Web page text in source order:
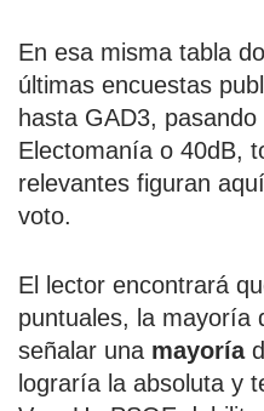
En esa misma tabla
últimas encuestas
hasta GAD3,
Electomanía o 40dB,
relevantes figuran
voto.
El lector encontrará
puntuales, la mayoría
señalar una mayoría
lograría la absoluta y